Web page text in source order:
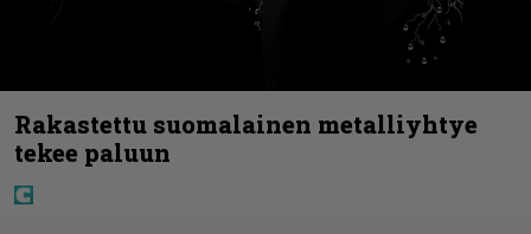
Rakastettu suomalainen metalliyhtye
tekee paluun